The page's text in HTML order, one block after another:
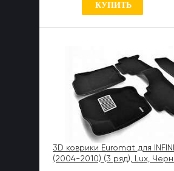
КУПИТЬ
3D коврики Euromat для
(2004-2010) (3 ряд), Lux,